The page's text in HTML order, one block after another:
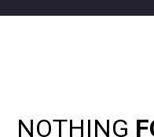
NOTHING